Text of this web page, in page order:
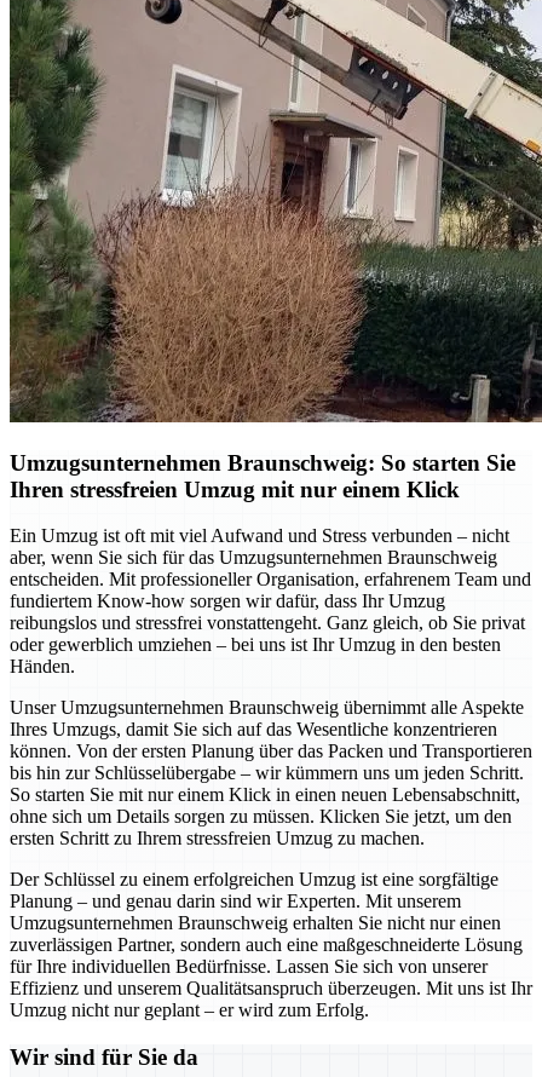
Umzugsunternehmen Braunschweig: So starten Sie
Ihren stressfreien Umzug mit nur einem Klick
Ein Umzug ist oft mit viel Aufwand und Stress verbunden – nicht
aber, wenn Sie sich für das Umzugsunternehmen Braunschweig
entscheiden. Mit professioneller Organisation, erfahrenem Team und
fundiertem Know-how sorgen wir dafür, dass Ihr Umzug
reibungslos und stressfrei vonstattengeht. Ganz gleich, ob Sie privat
oder gewerblich umziehen – bei uns ist Ihr Umzug in den besten
Händen.
Unser Umzugsunternehmen Braunschweig übernimmt alle Aspekte
Ihres Umzugs, damit Sie sich auf das Wesentliche konzentrieren
können. Von der ersten Planung über das Packen und Transportieren
bis hin zur Schlüsselübergabe – wir kümmern uns um jeden Schritt.
So starten Sie mit nur einem Klick in einen neuen Lebensabschnitt,
ohne sich um Details sorgen zu müssen. Klicken Sie jetzt, um den
ersten Schritt zu Ihrem stressfreien Umzug zu machen.
Der Schlüssel zu einem erfolgreichen Umzug ist eine sorgfältige
Planung – und genau darin sind wir Experten. Mit unserem
Umzugsunternehmen Braunschweig erhalten Sie nicht nur einen
zuverlässigen Partner, sondern auch eine maßgeschneiderte Lösung
für Ihre individuellen Bedürfnisse. Lassen Sie sich von unserer
Effizienz und unserem Qualitätsanspruch überzeugen. Mit uns ist Ihr
Umzug nicht nur geplant – er wird zum Erfolg.
Wir sind für Sie da